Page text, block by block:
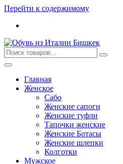
Перейти к содержимому
Главная
Женское
Сабо
Женские сапоги
Женские туфли
Тапочки женские
Женские Ботасы
Женские шлепки
Колготки
Мужское